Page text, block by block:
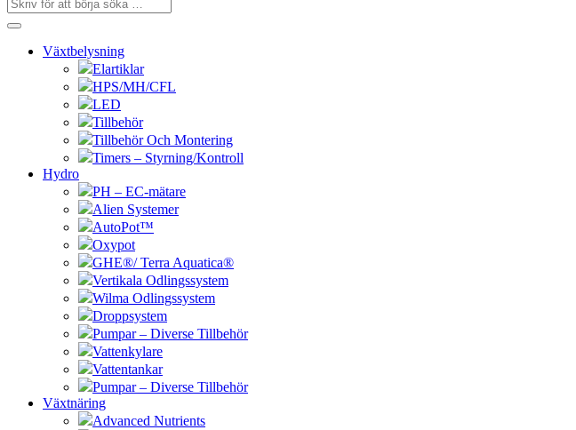
Växtbelysning
Elartiklar
HPS/MH/CFL
LED
Tillbehör
Tillbehör Och Montering
Timers – Styrning/Kontroll
Hydro
PH – EC-mätare
Alien Systemer
AutoPot™
Oxypot
GHE®/ Terra Aquatica®
Vertikala Odlingssystem
Wilma Odlingssystem
Droppsystem
Pumpar – Diverse Tillbehör
Vattenkylare
Vattentankar
Pumpar – Diverse Tillbehör
Växtnäring
Advanced Nutrients